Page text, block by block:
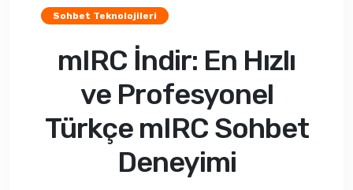
Sohbet Teknolojileri
mIRC İndir: En Hızlı
ve Profesyonel
Türkçe mIRC Sohbet
Deneyimi